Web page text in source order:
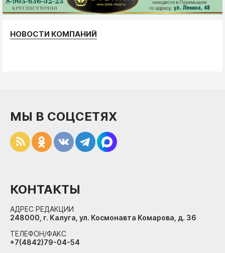
НОВОСТИ КОМПАНИЙ
МЫ В СОЦСЕТЯХ
КОНТАКТЫ
АДРЕС РЕДАКЦИИ
248000, г. Калуга, ул. Космонавта Комарова, д. 36
ТЕЛЕФОН/ФАКС
+7(4842)79-04-54